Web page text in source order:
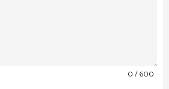
0 / 600